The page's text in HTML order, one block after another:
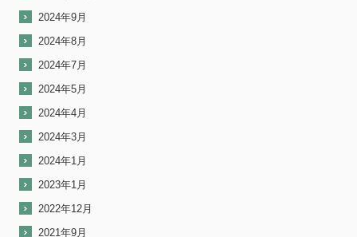
2024年9月
2024年8月
2024年7月
2024年5月
2024年4月
2024年3月
2024年1月
2023年1月
2022年12月
2021年9月